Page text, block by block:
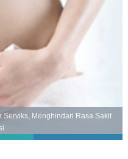
Serviks, Menghindari Rasa Sakit